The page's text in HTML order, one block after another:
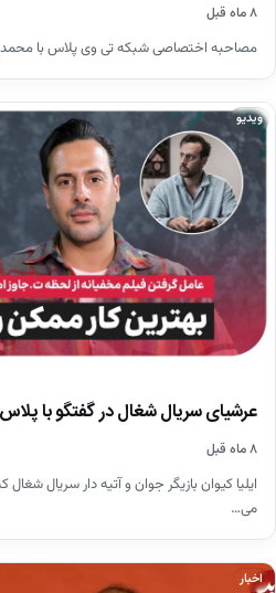
۸ ماه قبل
مصاحبه اختصاصی شبکه تی وی پلاس با
ویدیو
عرشیای سریال شغال در گفتگو با
۸ ماه قبل
ایلیا کیوان بازیگر جوان و آتیه دار سریال
می…
اخبار